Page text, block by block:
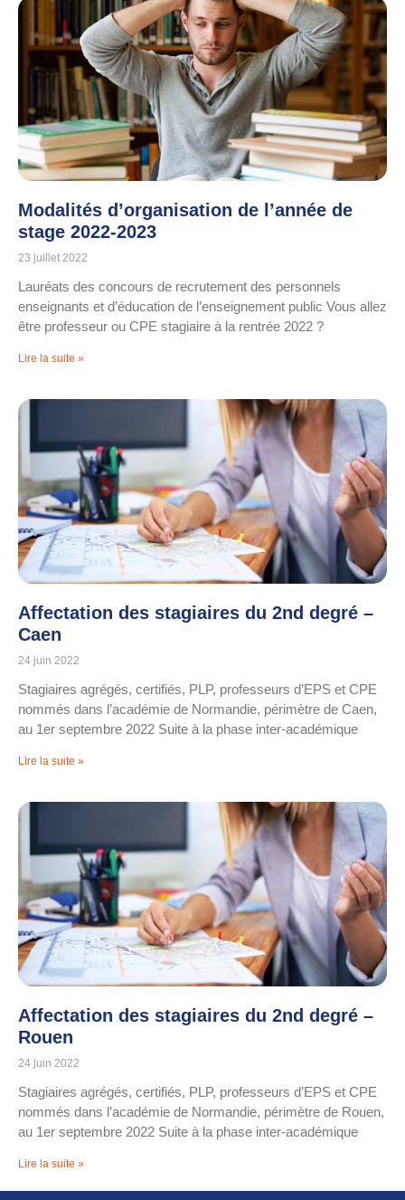
Modalités d’organisation de l’année de
stage 2022-2023
23 juillet 2022
Lauréats des concours de recrutement des personnels
enseignants et d’éducation de l’enseignement public Vous allez
être professeur ou CPE stagiaire à la rentrée 2022 ?
Lire la suite »
Affectation des stagiaires du 2nd degré –
Caen
24 juin 2022
Stagiaires agrégés, certifiés, PLP, professeurs d’EPS et CPE
nommés dans l’académie de Normandie, périmètre de Caen,
au 1er septembre 2022 Suite à la phase inter-académique
Lire la suite »
Affectation des stagiaires du 2nd degré –
Rouen
24 juin 2022
Stagiaires agrégés, certifiés, PLP, professeurs d’EPS et CPE
nommés dans l’académie de Normandie, périmètre de Rouen,
au 1er septembre 2022 Suite à la phase inter-académique
Lire la suite »